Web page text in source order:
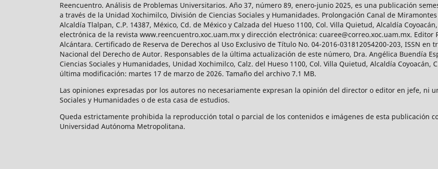
Reencuentro. Análisis de Problemas Universitarios. Año 37, número 89, enero-junio 2025, es una publicación
a través de la Unidad Xochimilco, División de Ciencias Sociales y Humanidades. Prolongación Canal de Miramontes
Alcaldía Tlalpan, C.P. 14387, México, Cd. de México y Calzada del Hueso 1100, Col. Villa Quietud, Alcaldía
electrónica de la revista www.reencuentro.xoc.uam.mx y dirección electrónica: cuaree@correo.xoc.uam.mx. Editor
Alcántara. Certificado de Reserva de Derechos al Uso Exclusivo de Título No. 04-2016-031812054200-203, ISSN
Nacional del Derecho de Autor. Responsables de la última actualización de este número, Dra. Angélica Buendía
Ciencias Sociales y Humanidades, Unidad Xochimilco, Calz. del Hueso 1100, Col. Villa Quietud, Alcaldía Coyoacán,
última modificación: martes 17 de marzo de 2026. Tamaño del archivo 7.1 MB.
Las opiniones expresadas por los autores no necesariamente expresan la opinión del director o editor en jefe, ni
Sociales y Humanidades o de esta casa de estudios.
Queda estrictamente prohibida la reproducción total o parcial de los contenidos e imágenes de esta publicación
Universidad Autónoma Metropolitana.